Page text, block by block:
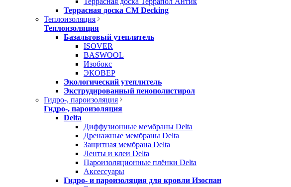
Террасная доска CM Decking
Теплоизоляция
Теплоизоляция
Базальтовый утеплитель
ISOVER
BASWOOL
Изобокс
ЭКОВЕР
Экологический утеплитель
Экструдированный пенополистирол
Гидро-, пароизоляция
Гидро-, пароизоляция
Delta
Диффузионные мембраны Delta
Дренажные мембраны Delta
Защитная мембрана Delta
Ленты и клеи Delta
Пароизоляционные плёнки Delta
Аксессуары
Гидро- и пароизоляция для кровли Изоспан